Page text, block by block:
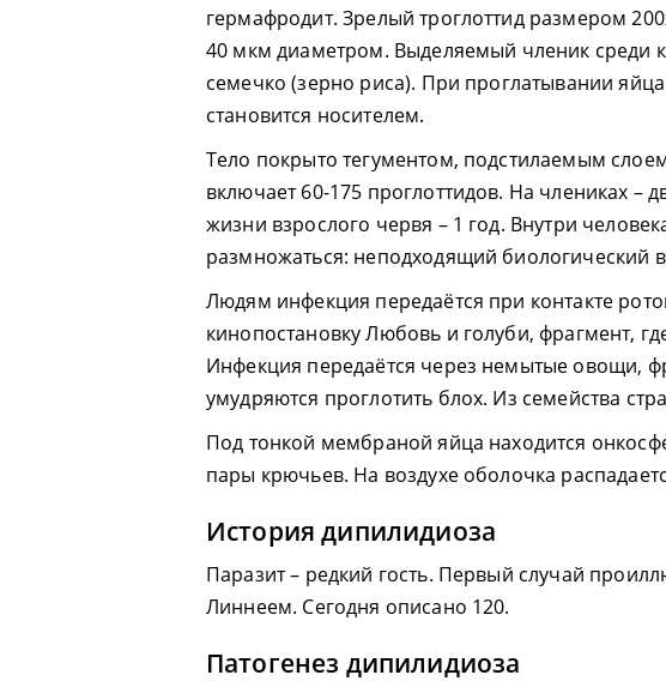
гермафродит. Зрелый троглоттид размером
40 мкм диаметром. Выделяемый членик среди
семечко (зерно риса). При проглатывании
становится носителем.
Тело покрыто тегументом, подстилаемым
включает 60-175 проглоттидов. На члениках –
жизни взрослого червя – 1 год. Внутри
размножаться: неподходящий биологический
Людям инфекция передаётся при контакте
кинопостановку Любовь и голуби, фрагмент,
Инфекция передаётся через немытые овощи,
умудряются проглотить блох. Из семейства
Под тонкой мембраной яйца находится
пары крючьев. На воздухе оболочка
История дипилидиоза
Паразит – редкий гость. Первый случай
Линнеем. Сегодня описано 120.
Патогенез дипилидиоза